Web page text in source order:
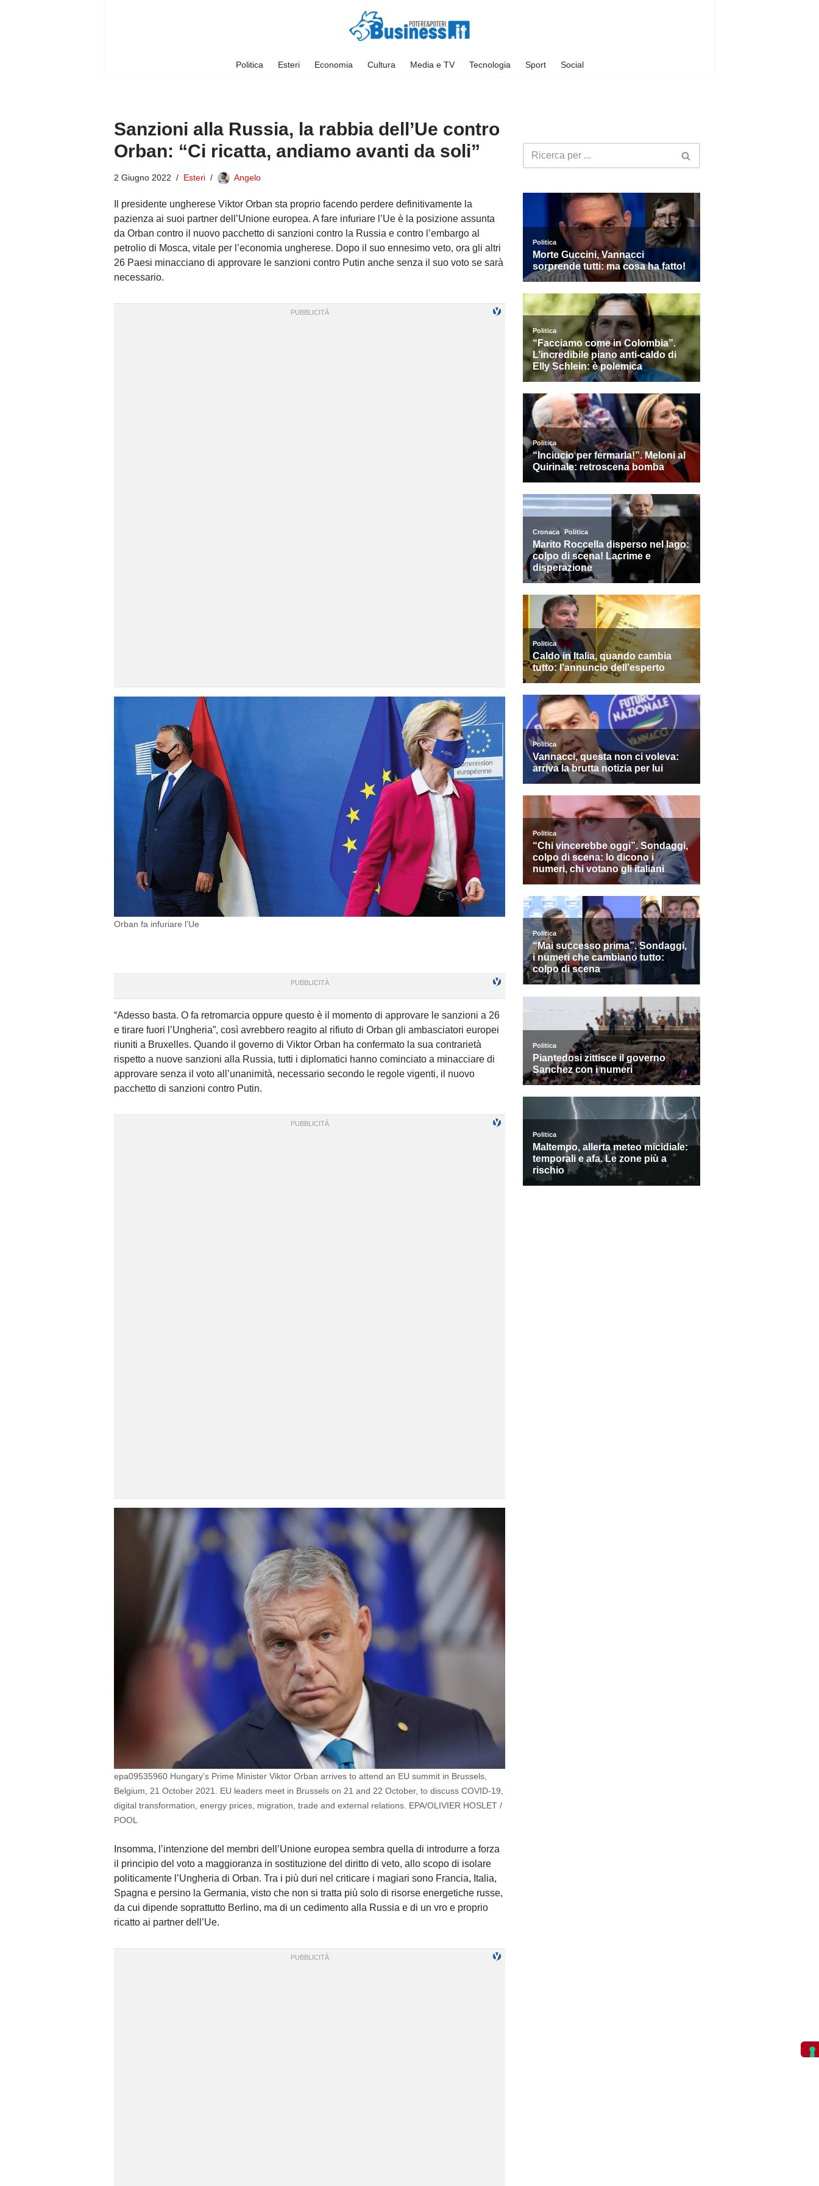
Politica Esteri Economia Cultura Media e TV Tecnologia Sport Social
Sanzioni alla Russia, la rabbia dell’Ue contro
Orban: “Ci ricatta, andiamo avanti da soli”
2 Giugno 2022 Esteri Angelo
Il presidente ungherese Viktor Orban sta proprio facendo perdere definitivamente la
pazienza ai suoi partner dell’Unione europea. A fare infuriare l’Ue è la posizione assunta
da Orban contro il nuovo pacchetto di sanzioni contro la Russia e contro l’embargo al
petrolio di Mosca, vitale per l’economia ungherese. Dopo il suo ennesimo veto, ora gli altri
26 Paesi minacciano di approvare le sanzioni contro Putin anche senza il suo voto se sarà
necessario.
Orban fa infuriare l’Ue
“Adesso basta. O fa retromarcia oppure questo è il momento di approvare le sanzioni a 26
e tirare fuori l’Ungheria”, così avrebbero reagito al rifiuto di Orban gli ambasciatori europei
riuniti a Bruxelles. Quando il governo di Viktor Orban ha confermato la sua contrarietà
rispetto a nuove sanzioni alla Russia, tutti i diplomatici hanno cominciato a minacciare di
approvare senza il voto all’unanimità, necessario secondo le regole vigenti, il nuovo
pacchetto di sanzioni contro Putin.
epa09535960 Hungary’s Prime Minister Viktor Orban arrives to attend an EU summit in Brussels,
Belgium, 21 October 2021. EU leaders meet in Brussels on 21 and 22 October, to discuss COVID-19,
digital transformation, energy prices, migration, trade and external relations. EPA/OLIVIER HOSLET /
POOL
Insomma, l’intenzione del membri dell’Unione europea sembra quella di introdurre a forza
il principio del voto a maggioranza in sostituzione del diritto di veto, allo scopo di isolare
politicamente l’Ungheria di Orban. Tra i più duri nel criticare i magiari sono Francia, Italia,
Spagna e persino la Germania, visto che non si tratta più solo di risorse energetiche russe,
da cui dipende soprattutto Berlino, ma di un cedimento alla Russia e di un vro e proprio
ricatto ai partner dell’Ue.